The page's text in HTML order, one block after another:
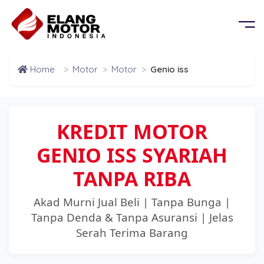
Home > Motor > Motor > Genio iss
KREDIT MOTOR
GENIO ISS SYARIAH
TANPA RIBA
Akad Murni Jual Beli | Tanpa Bunga |
Tanpa Denda & Tanpa Asuransi | Jelas
Serah Terima Barang